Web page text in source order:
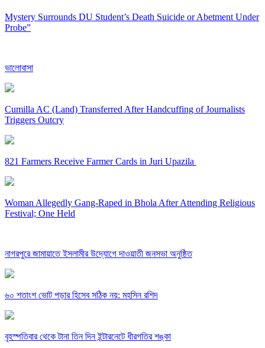
Mystery Surrounds DU Student’s Death Suicide or Abetment Under
Probe”
ভালোবাসা
Cumilla AC (Land) Transferred After Handcuffing of Journalists
Triggers Outcry
821 Farmers Receive Farmer Cards in Juri Upazila
Woman Allegedly Gang-Raped in Bhola After Attending Religious
Festival; One Held
নাগরপুরে জামায়াতে ইসলামীর উদ্যোগে দাওয়াতী জনসভা অনুষ্ঠিত
৬০ শতাংশ ভোট পড়ার হিসেব সঠিক নয়: মহসিন রশিদ
বৃহস্পতিবার থেকে টানা তিন দিন ইন্টারনেটে ধীরগতির শঙ্কা